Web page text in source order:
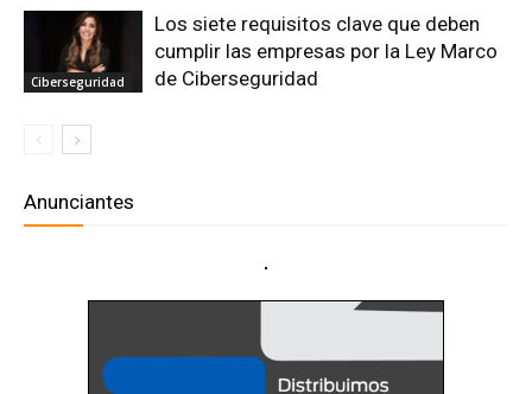
Ciberseguridad
Los siete requisitos clave que deben
cumplir las empresas por la Ley Marco
de Ciberseguridad
Anunciantes